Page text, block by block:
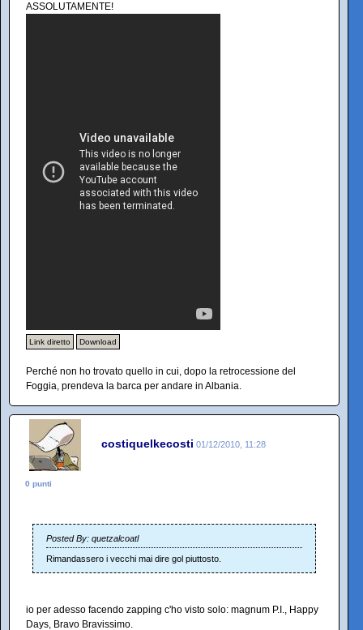
ASSOLUTAMENTE!
Link diretto Download
Perché non ho trovato quello in cui, dopo la retrocessione del
Foggia, prendeva la barca per andare in Albania.
costiquelkecosti 01/12/2010, 11:28
0 punti
Posted By: quetzalcoatl
Rimandassero i vecchi mai dire gol piuttosto.
io per adesso facendo zapping c'ho visto solo: magnum P.I., Happy
Days, Bravo Bravissimo.